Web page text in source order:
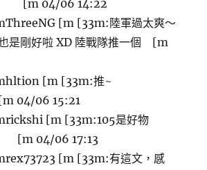
14:22
[m [33m:陸軍過太爽～
是剛好啦 XD 陸戰隊推一個 [m
[m [33m:推~
15:21
[m [33m:105是好物
17:13
[m [33m:有這文，感